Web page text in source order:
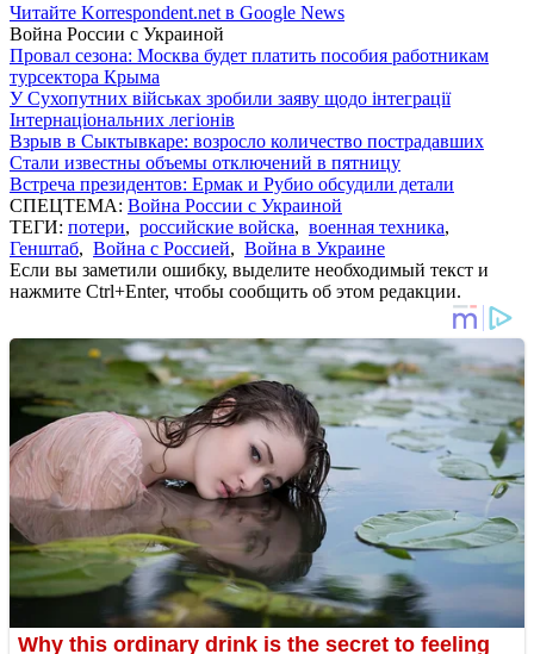
Читайте Korrespondent.net в Google News
Война России с Украиной
Провал сезона: Москва будет платить пособия работникам
турсектора Крыма
У Сухопутних військах зробили заяву щодо інтеграції
Інтернаціональних легіонів
Взрыв в Сыктывкаре: возросло количество пострадавших
Стали известны объемы отключений в пятницу
Встреча президентов: Ермак и Рубио обсудили детали
СПЕЦТЕМА: Война России с Украиной
ТЕГИ: потери, российские войска, военная техника,
Генштаб, Война с Россией, Война в Украине
Если вы заметили ошибку, выделите необходимый текст и
нажмите Ctrl+Enter, чтобы сообщить об этом редакции.